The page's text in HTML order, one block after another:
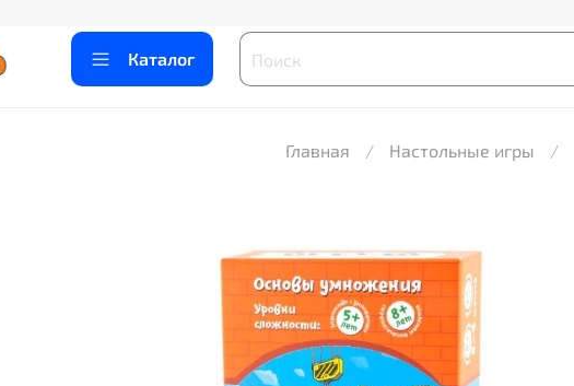
Каталог
Главная Настольные игры